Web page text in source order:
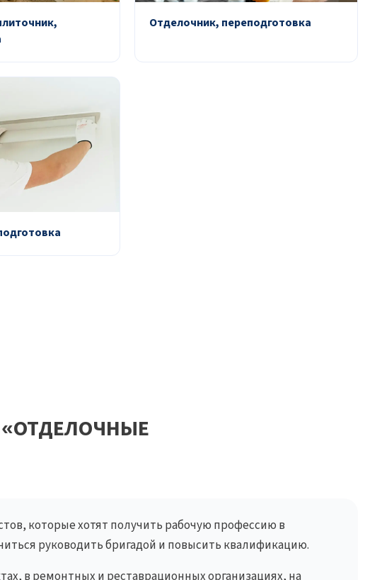
Отделочник, переподготовка
которые хотят получить рабочую профессию в
руководить бригадой и повысить квалификацию.